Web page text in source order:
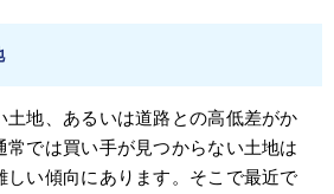
土地、あるいは道路との高低差がか
常では買い手が見つからない土地は
しい傾向にあります。そこで最近で